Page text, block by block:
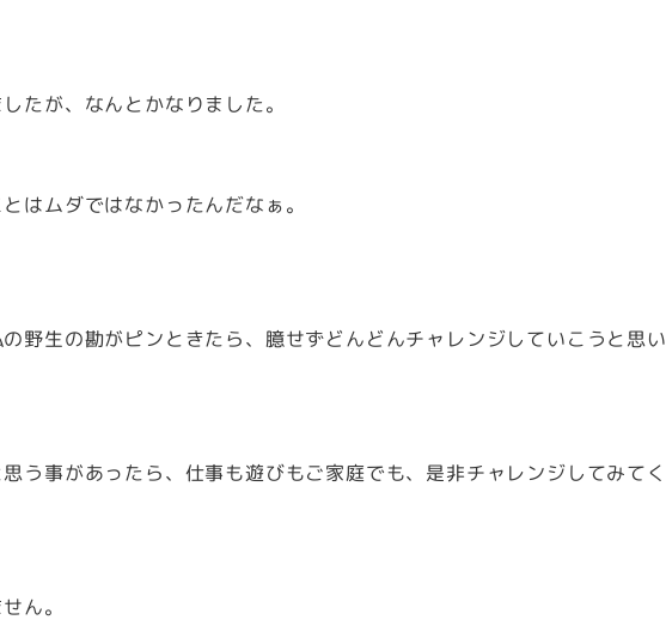
たが、なんとかなりました。
はムダではなかったんだなぁ。
野生の勘がピンときたら、臆せずどんどんチャレンジしていこうと思い
う事があったら、仕事も遊びもご家庭でも、是非チャレンジしてみてく
ん。